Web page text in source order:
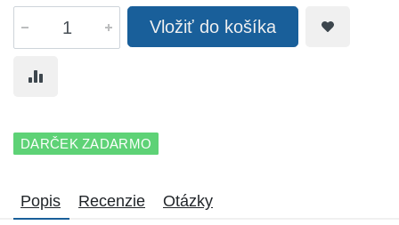
Vložiť do košíka
DARČEK ZADARMO
Popis Recenzie Otázky